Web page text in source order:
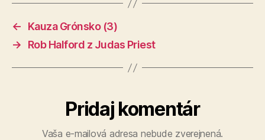
←
Kauza Grónsko (3)
→
Rob Halford z Judas Priest
Pridaj komentár
Vaša e-mailová adresa nebude zverejnená.